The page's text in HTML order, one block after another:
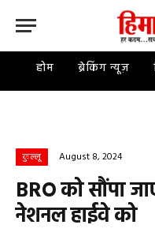
होम ब्रेकिंग न्यूज़
कुल्लू August 8, 2024
BRO को सौंपा
नेशनल हाईवे को